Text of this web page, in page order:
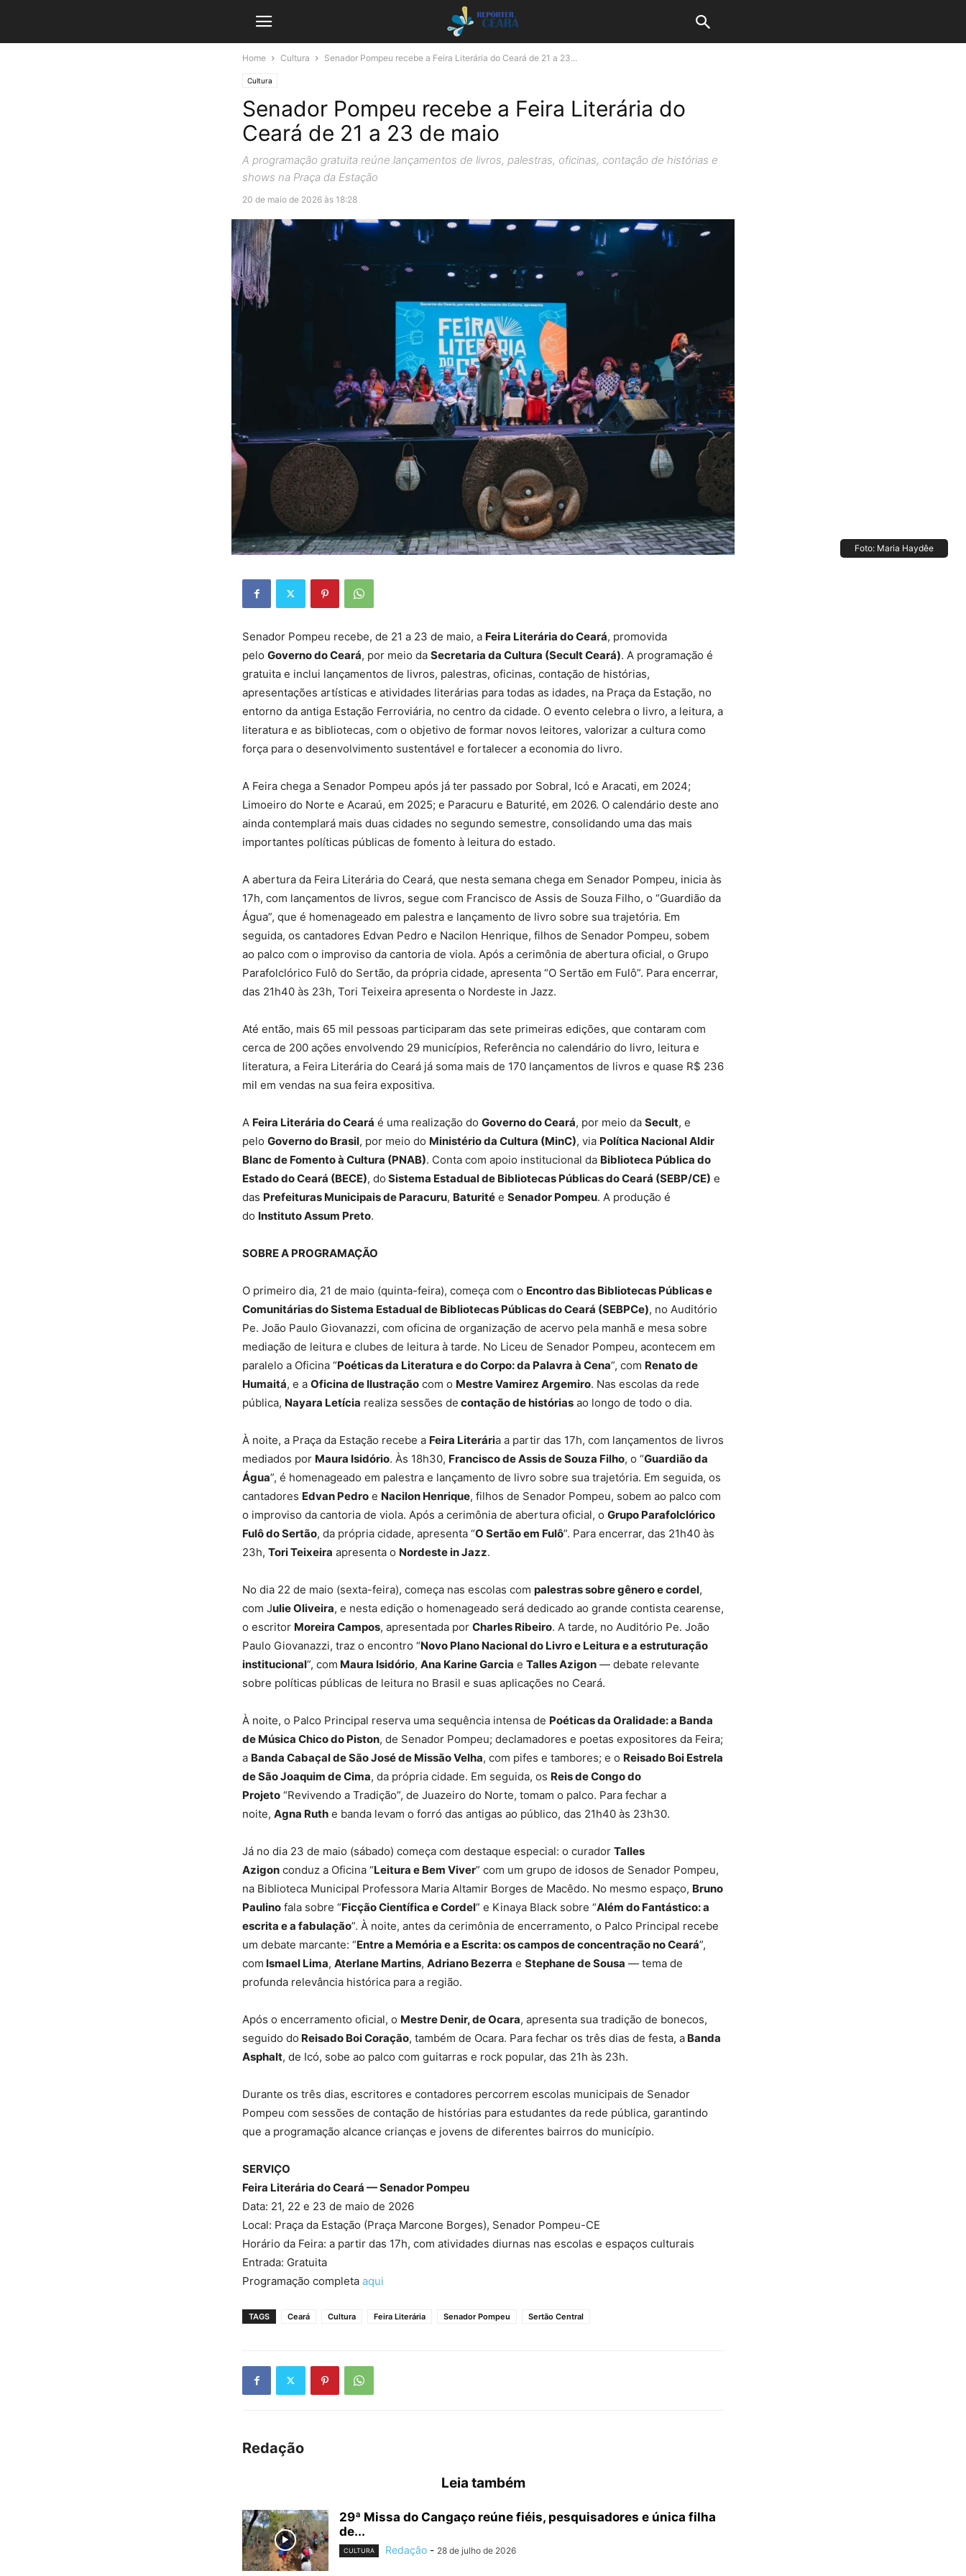
Home Cultura Senador Pompeu recebe a Feira Literária do Ceará de 21 a 23...
Cultura
Senador Pompeu recebe a Feira Literária do
Ceará de 21 a 23 de maio
A programação gratuita reúne lançamentos de livros, palestras, oficinas, contação de histórias e
shows na Praça da Estação
20 de maio de 2026 às 18:28
Foto: Maria Haydêe
Senador Pompeu recebe, de 21 a 23 de maio, a Feira Literária do Ceará, promovida
pelo Governo do Ceará, por meio da Secretaria da Cultura (Secult Ceará). A programação é
gratuita e inclui lançamentos de livros, palestras, oficinas, contação de histórias,
apresentações artísticas e atividades literárias para todas as idades, na Praça da Estação, no
entorno da antiga Estação Ferroviária, no centro da cidade. O evento celebra o livro, a leitura, a
literatura e as bibliotecas, com o objetivo de formar novos leitores, valorizar a cultura como
força para o desenvolvimento sustentável e fortalecer a economia do livro.
A Feira chega a Senador Pompeu após já ter passado por Sobral, Icó e Aracati, em 2024;
Limoeiro do Norte e Acaraú, em 2025; e Paracuru e Baturité, em 2026. O calendário deste ano
ainda contemplará mais duas cidades no segundo semestre, consolidando uma das mais
importantes políticas públicas de fomento à leitura do estado.
A abertura da Feira Literária do Ceará, que nesta semana chega em Senador Pompeu, inicia às
17h, com lançamentos de livros, segue com Francisco de Assis de Souza Filho, o “Guardião da
Água”, que é homenageado em palestra e lançamento de livro sobre sua trajetória. Em
seguida, os cantadores Edvan Pedro e Nacilon Henrique, filhos de Senador Pompeu, sobem
ao palco com o improviso da cantoria de viola. Após a cerimônia de abertura oficial, o Grupo
Parafolclórico Fulô do Sertão, da própria cidade, apresenta “O Sertão em Fulô”. Para encerrar,
das 21h40 às 23h, Tori Teixeira apresenta o Nordeste in Jazz.
Até então, mais 65 mil pessoas participaram das sete primeiras edições, que contaram com
cerca de 200 ações envolvendo 29 municípios, Referência no calendário do livro, leitura e
literatura, a Feira Literária do Ceará já soma mais de 170 lançamentos de livros e quase R$ 236
mil em vendas na sua feira expositiva.
A Feira Literária do Ceará é uma realização do Governo do Ceará, por meio da Secult, e
pelo Governo do Brasil, por meio do Ministério da Cultura (MinC), via Política Nacional Aldir
Blanc de Fomento à Cultura (PNAB). Conta com apoio institucional da Biblioteca Pública do
Estado do Ceará (BECE), do Sistema Estadual de Bibliotecas Públicas do Ceará (SEBP/CE) e
das Prefeituras Municipais de Paracuru, Baturité e Senador Pompeu. A produção é
do Instituto Assum Preto.
SOBRE A PROGRAMAÇÃO
O primeiro dia, 21 de maio (quinta-feira), começa com o Encontro das Bibliotecas Públicas e
Comunitárias do Sistema Estadual de Bibliotecas Públicas do Ceará (SEBPCe), no Auditório
Pe. João Paulo Giovanazzi, com oficina de organização de acervo pela manhã e mesa sobre
mediação de leitura e clubes de leitura à tarde. No Liceu de Senador Pompeu, acontecem em
paralelo a Oficina “Poéticas da Literatura e do Corpo: da Palavra à Cena”, com Renato de
Humaitá, e a Oficina de Ilustração com o Mestre Vamirez Argemiro. Nas escolas da rede
pública, Nayara Letícia realiza sessões de contação de histórias ao longo de todo o dia.
À noite, a Praça da Estação recebe a Feira Literária a partir das 17h, com lançamentos de livros
mediados por Maura Isidório. Às 18h30, Francisco de Assis de Souza Filho, o “Guardião da
Água”, é homenageado em palestra e lançamento de livro sobre sua trajetória. Em seguida, os
cantadores Edvan Pedro e Nacilon Henrique, filhos de Senador Pompeu, sobem ao palco com
o improviso da cantoria de viola. Após a cerimônia de abertura oficial, o Grupo Parafolclórico
Fulô do Sertão, da própria cidade, apresenta “O Sertão em Fulô”. Para encerrar, das 21h40 às
23h, Tori Teixeira apresenta o Nordeste in Jazz.
No dia 22 de maio (sexta-feira), começa nas escolas com palestras sobre gênero e cordel,
com Julie Oliveira, e nesta edição o homenageado será dedicado ao grande contista cearense,
o escritor Moreira Campos, apresentada por Charles Ribeiro. A tarde, no Auditório Pe. João
Paulo Giovanazzi, traz o encontro “Novo Plano Nacional do Livro e Leitura e a estruturação
institucional”, com Maura Isidório, Ana Karine Garcia e Talles Azigon — debate relevante
sobre políticas públicas de leitura no Brasil e suas aplicações no Ceará.
À noite, o Palco Principal reserva uma sequência intensa de Poéticas da Oralidade: a Banda
de Música Chico do Piston, de Senador Pompeu; declamadores e poetas expositores da Feira;
a Banda Cabaçal de São José de Missão Velha, com pifes e tambores; e o Reisado Boi Estrela
de São Joaquim de Cima, da própria cidade. Em seguida, os Reis de Congo do
Projeto “Revivendo a Tradição”, de Juazeiro do Norte, tomam o palco. Para fechar a
noite, Agna Ruth e banda levam o forró das antigas ao público, das 21h40 às 23h30.
Já no dia 23 de maio (sábado) começa com destaque especial: o curador Talles
Azigon conduz a Oficina “Leitura e Bem Viver” com um grupo de idosos de Senador Pompeu,
na Biblioteca Municipal Professora Maria Altamir Borges de Macêdo. No mesmo espaço, Bruno
Paulino fala sobre “Ficção Científica e Cordel” e Kinaya Black sobre “Além do Fantástico: a
escrita e a fabulação”. À noite, antes da cerimônia de encerramento, o Palco Principal recebe
um debate marcante: “Entre a Memória e a Escrita: os campos de concentração no Ceará”,
com Ismael Lima, Aterlane Martins, Adriano Bezerra e Stephane de Sousa — tema de
profunda relevância histórica para a região.
Após o encerramento oficial, o Mestre Denir, de Ocara, apresenta sua tradição de bonecos,
seguido do Reisado Boi Coração, também de Ocara. Para fechar os três dias de festa, a Banda
Asphalt, de Icó, sobe ao palco com guitarras e rock popular, das 21h às 23h.
Durante os três dias, escritores e contadores percorrem escolas municipais de Senador
Pompeu com sessões de contação de histórias para estudantes da rede pública, garantindo
que a programação alcance crianças e jovens de diferentes bairros do município.
SERVIÇO
Feira Literária do Ceará — Senador Pompeu
Data: 21, 22 e 23 de maio de 2026
Local: Praça da Estação (Praça Marcone Borges), Senador Pompeu-CE
Horário da Feira: a partir das 17h, com atividades diurnas nas escolas e espaços culturais
Entrada: Gratuita
Programação completa aqui
TAGS Ceará Cultura Feira Literária Senador Pompeu Sertão Central
Redação
Leia também
29ª Missa do Cangaço reúne fiéis, pesquisadores e única filha
de...
CULTURA Redação - 28 de julho de 2026